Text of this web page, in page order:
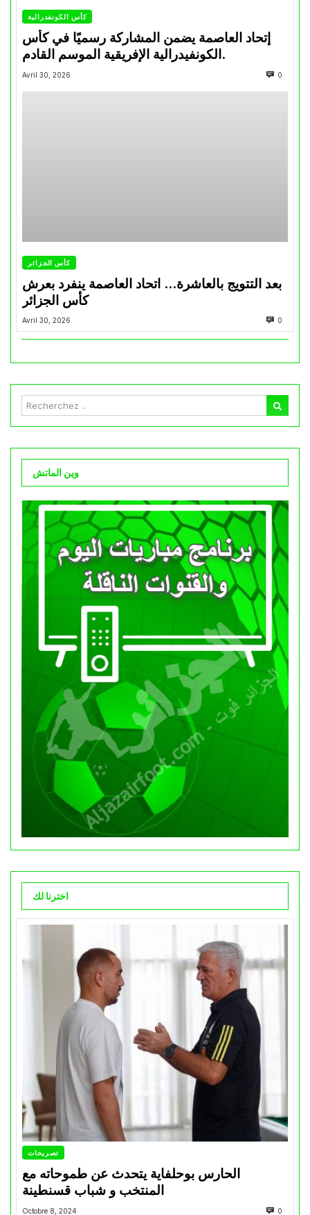
كأس الكونفدرالية
إتحاد العاصمة يضمن المشاركة رسميًا في كأس
الكونفيدرالية الإفريقية الموسم القادم.
Avril 30, 2026 0
كأس الجزائر
بعد التتويج بالعاشرة… اتحاد العاصمة ينفرد بعرش
كأس الجزائر
Avril 30, 2026 0
وين الماتش
اخترنا لك
تصريحات
الحارس بوحلفاية يتحدث عن طموحاته مع
المنتخب و شباب قسنطينة
Octobre 8, 2024 0